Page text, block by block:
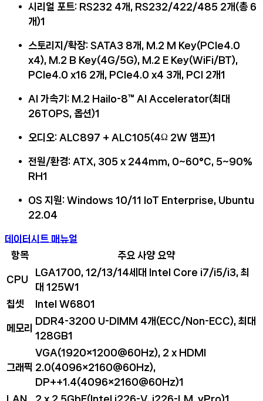
시리얼 포트: RS232 4개, RS232/422/485 2개(총 6
개)1
스토리지/확장: SATA3 8개, M.2 M Key(PCIe4.0
x4), M.2 B Key(4G/5G), M.2 E Key(WiFi/BT),
PCIe4.0 x16 2개, PCIe4.0 x4 3개, PCI 2개1
AI 가속기 : M.2 Hailo-8™ AI Accelerator(최대
26TOPS, 옵션)1
오디오: ALC897 + ALC105(4Ω 2W 앰프)1
전원/환경: ATX, 305 x 244mm, 0~60°C, 5~90%
RH1
OS 지원 : Windows 10/11 IoT Enterprise, Ubuntu
22.04
데이터시트 매뉴얼
항목
주요 사양 요약
CPU
LGA1700, 12/13/14세대 Intel Core i7/i5/i3, 최
대 125W1
칩셋
Intel W6801
메모리
DDR4-3200 U-DIMM 4개(ECC/Non-ECC), 최대
128GB1
그래픽
VGA(1920×1200@60Hz), 2 x HDMI
2.0(4096×2160@60Hz),
DP++1.4(4096×2160@60Hz)1
LAN
2 x 2.5GbE(Intel i226-V, i226-LM, vPro)1